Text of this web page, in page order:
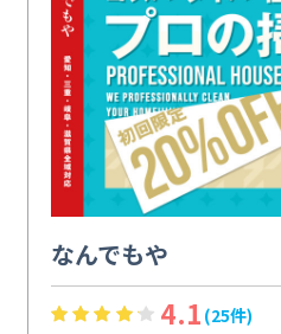
なんでもや
4.1 (25件)